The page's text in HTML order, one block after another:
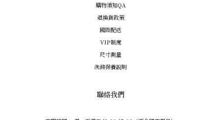
購物須知QA
退換貨政策
國際配送
VIP制度
尺寸測量
洗滌保養說明
聯絡我們